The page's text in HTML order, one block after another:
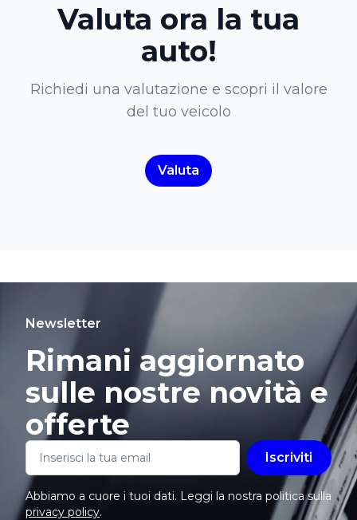
Valuta ora la tua
auto!
Richiedi una valutazione e scopri il valore
del tuo veicolo
Valuta
Newsletter
Rimani aggiornato
sulle nostre novità e
offerte
Iscriviti
Abbiamo a cuore i tuoi dati. Leggi la nostra politica sulla
privacy policy.